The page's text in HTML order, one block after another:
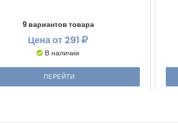
9 вариантов товара
Ценаот 291
В наличии
ПЕРЕЙТИ